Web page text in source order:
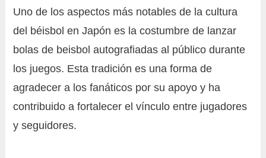
Uno de los aspectos más notables de la cultura
del béisbol en Japón es la costumbre de lanzar
bolas de beisbol autografiadas al público durante
los juegos. Esta tradición es una forma de
agradecer a los fanáticos por su apoyo y ha
contribuido a fortalecer el vínculo entre jugadores
y seguidores.